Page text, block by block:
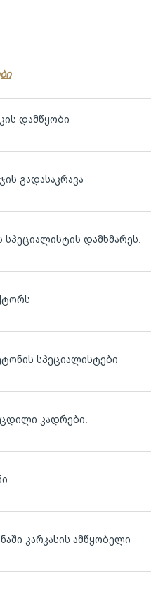
დამწყობი
გადასაკრავა
სპეციალისტის დამხმარეს.
სპეციალისტები
კადრები.
კარკასის ამწყობელი